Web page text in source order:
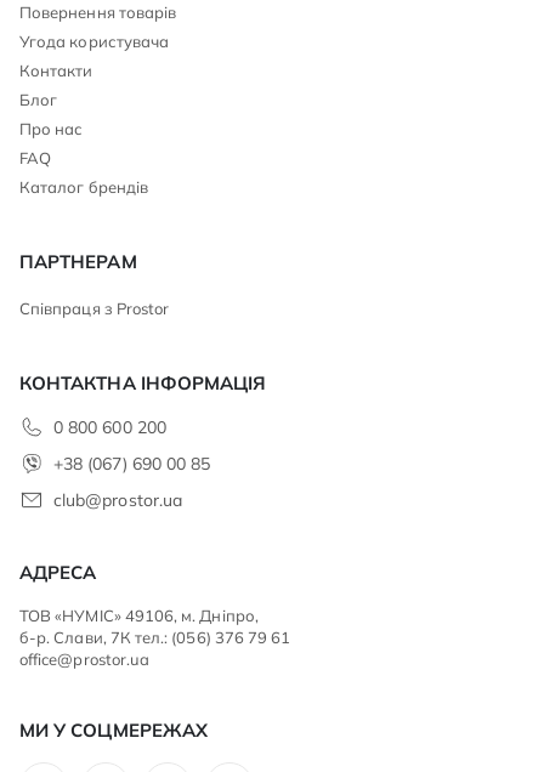
Повернення товарів
Угода користувача
Контакти
Блог
Про нас
FAQ
Каталог брендів
ПАРТНЕРАМ
Співпраця з Prostor
КОНТАКТНА ІНФОРМАЦІЯ
0 800 600 200
+38 (067) 690 00 85
club@prostor.ua
АДРЕСА
ТОВ «НУМІС» 49106, м. Дніпро,
б-р. Слави, 7К тел.: (056) 376 79 61
office@prostor.ua
МИ У СОЦМЕРЕЖАХ